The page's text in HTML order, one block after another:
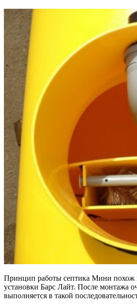
Принцип работы септика Мини похож
установки Барс Лайт. После монтажа
выполняется в такой